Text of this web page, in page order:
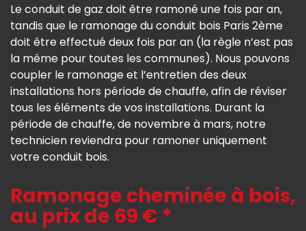
Le conduit de gaz doit être ramoné une fois par an,
tandis que le ramonage du conduit bois Paris 2ème
doit être effectué deux fois par an (la règle n’est pas
la même pour toutes les communes). Nous pouvons
coupler le ramonage et l’entretien des deux
installations hors période de chauffe, afin de réviser
tous les éléments de vos installations. Durant la
période de chauffe, de novembre à mars, notre
technicien reviendra pour ramoner uniquement
votre conduit bois.
Ramonage cheminée à bois,
au prix de 69 € *